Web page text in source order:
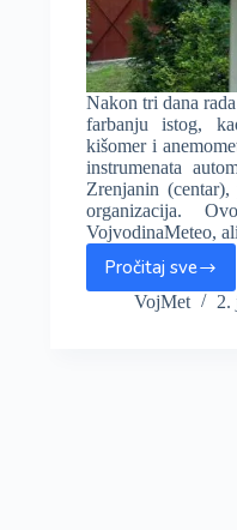
Nakon tri dana
farbanju istog,
kišomer i
instrumenata
Zrenjanin
organizacija.
VojvodinaMeteo,
Pročitaj sve
AMS
VojMet 2.